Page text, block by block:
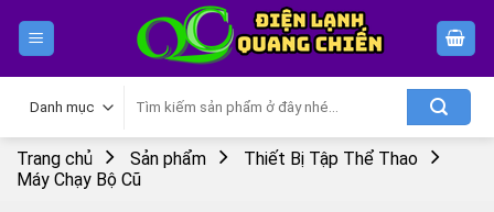
kiếm:
Trang chủ Sản phẩm
Thiết Bị Tập Thể Thao
Máy Chạy Bộ Cũ